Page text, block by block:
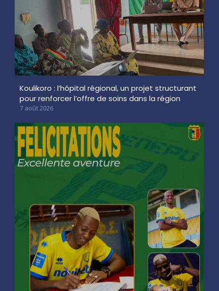
Koulikoro : l’hôpital régional, un projet structurant
pour renforcer l’offre de soins dans la région
7 août 2026